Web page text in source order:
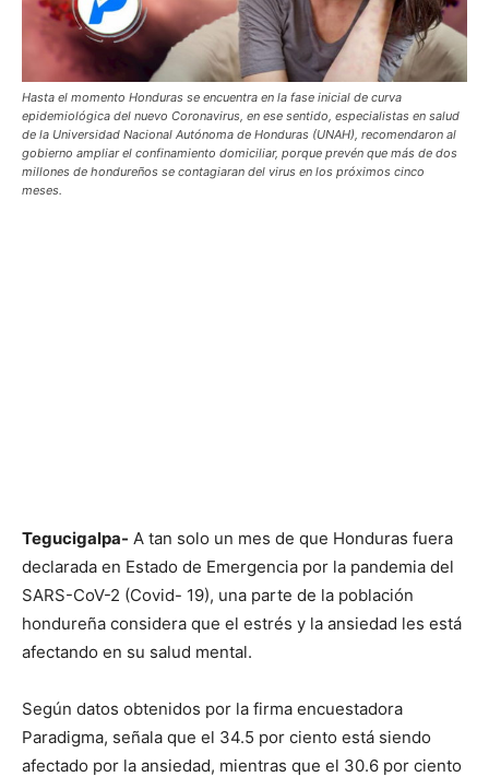
Hasta el momento Honduras se encuentra en la fase inicial de curva
epidemiológica del nuevo Coronavirus, en ese sentido, especialistas en salud
de la Universidad Nacional Autónoma de Honduras (UNAH), recomendaron al
gobierno ampliar el confinamiento domiciliar, porque prevén que más de dos
millones de hondureños se contagiaran del virus en los próximos cinco
meses.
Tegucigalpa- A tan solo un mes de que Honduras fuera
declarada en Estado de Emergencia por la pandemia del
SARS-CoV-2 (Covid- 19), una parte de la población
hondureña considera que el estrés y la ansiedad les está
afectando en su salud mental.
Según datos obtenidos por la firma encuestadora
Paradigma, señala que el 34.5 por ciento está siendo
afectado por la ansiedad, mientras que el 30.6 por ciento